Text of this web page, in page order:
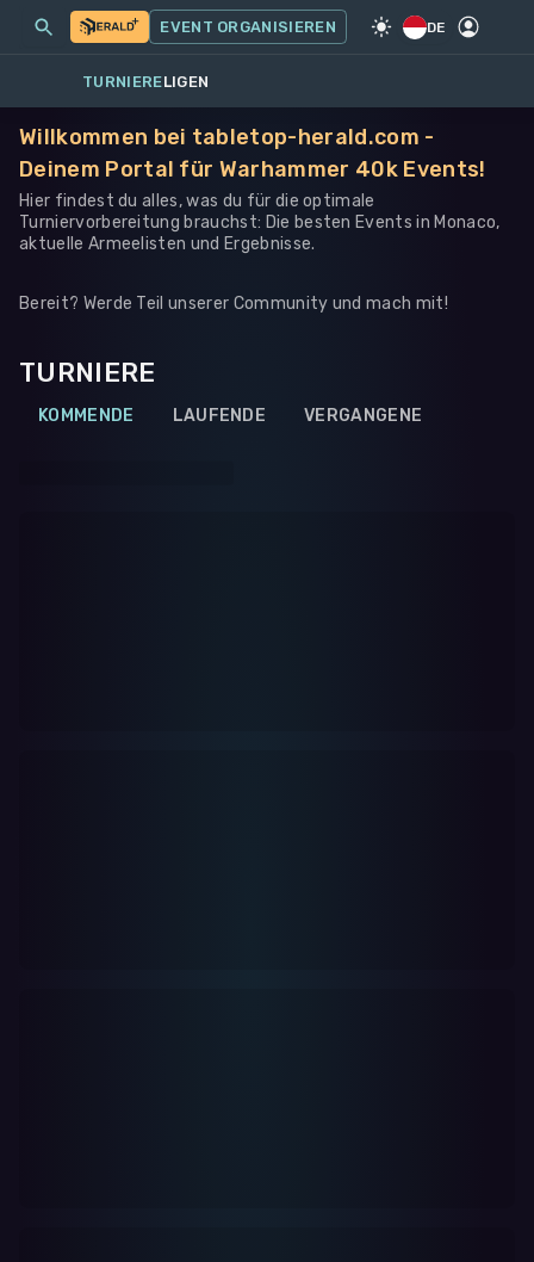
SPIEL·WARHAMMER 40K
MEINE EVENTS MEHR
EVENT ORGANISIEREN DE
TURNIERELIGEN
Willkommen bei tabletop-herald.com -
Deinem Portal für Warhammer 40k Events!
Hier findest du alles, was du für die optimale
Turniervorbereitung brauchst: Die besten Events in Monaco,
aktuelle Armeelisten und Ergebnisse.
Bereit? Werde Teil unserer Community und mach mit!
TURNIERE
KOMMENDE LAUFENDE VERGANGENE